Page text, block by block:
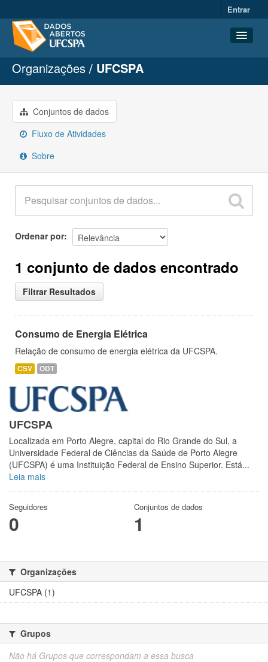
Entrar
Conjuntos de dados
Organizações
Grupos
Sobre
Organizações UFCSPA
Conjuntos de dados
Fluxo de Atividades
Sobre
Ordenar por
1 conjunto de dados encontrado
Filtrar Resultados
Consumo de Energia Elétrica
Relação de consumo de energia elétrica da UFCSPA.
CSV ODT
UFCSPA
Localizada em Porto Alegre, capital do Rio Grande do Sul, a
Universidade Federal de Ciências da Saúde de Porto Alegre
(UFCSPA) é uma Instituição Federal de Ensino Superior. Está...
Leia mais
Seguidores
0
Conjuntos de dados
1
Organizações
UFCSPA (1)
Grupos
Não há Grupos que correspondam a essa busca